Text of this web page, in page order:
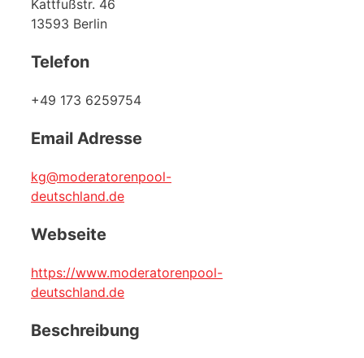
Kattfußstr. 46
13593 Berlin
Telefon
+49 173 6259754
Email Adresse
kg@moderatorenpool-
deutschland.de
Webseite
https://www.moderatorenpool-
deutschland.de
Beschreibung